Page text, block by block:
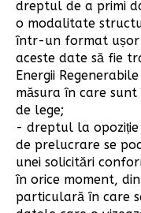
dreptul de a primi
o modalitate
într-un format ușor
aceste date să fie
Energii
măsura în care
de lege;
- dreptul la opoziție
de prelucrare se
unei solicitări
în orice moment,
particulară în care